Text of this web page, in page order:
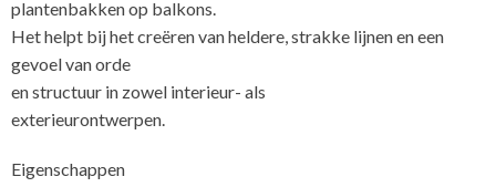
plantenbakken op balkons.
Het helpt bij het creëren van heldere, strakke lijnen en een
gevoel van orde
en structuur in zowel interieur- als
Eigenschappen